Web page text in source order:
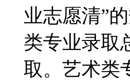
业志愿清”
类专业录取
取。艺术类